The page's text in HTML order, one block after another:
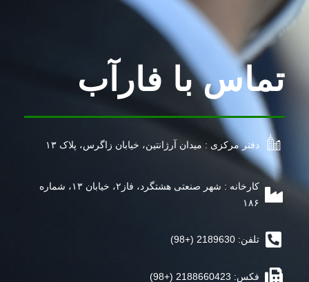
تماس با فارآب
دفتر مرکزی : میدان آرژانتین، خیابان زاگرس، پلاک ۱۳
کارخانه : شهر صنعتی هشتگرد، فاز۲، خیابان ۱۳، شماره
۱۸۶
تلفن: 2189630 (+98)
فکس: 2188660423 (+98)